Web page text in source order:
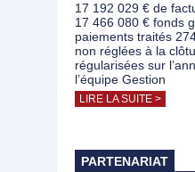
17 192 029 € de
17 466 080 € fonds
paiements traités
non réglées à la
régularisées sur
l’équipe Gestion
LIRE LA SUITE >
PARTENARIAT